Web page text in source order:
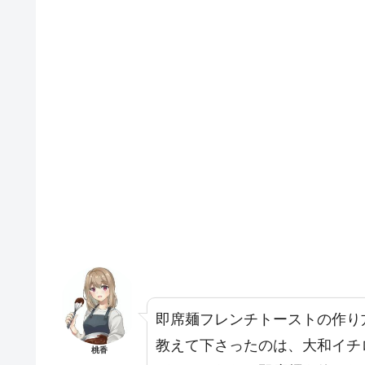
桃香
即席麺フレンチトーストの作り
教えて下さったのは、大和イチ